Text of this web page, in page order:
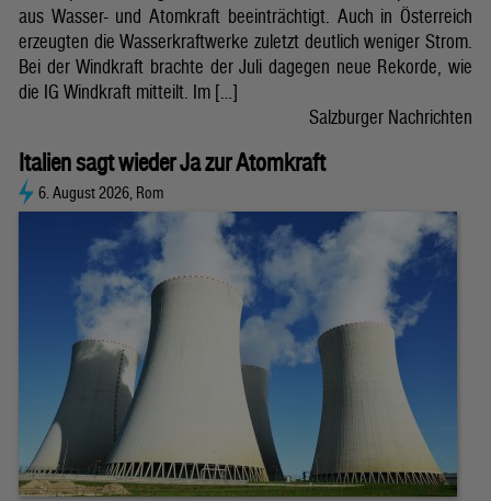
aus Wasser- und Atomkraft beeinträchtigt. Auch in Österreich
erzeugten die Wasserkraftwerke zuletzt deutlich weniger Strom.
Bei der Windkraft brachte der Juli dagegen neue Rekorde, wie
die IG Windkraft mitteilt. Im […]
Salzburger Nachrichten
Italien sagt wieder Ja zur Atomkraft
6. August 2026, Rom